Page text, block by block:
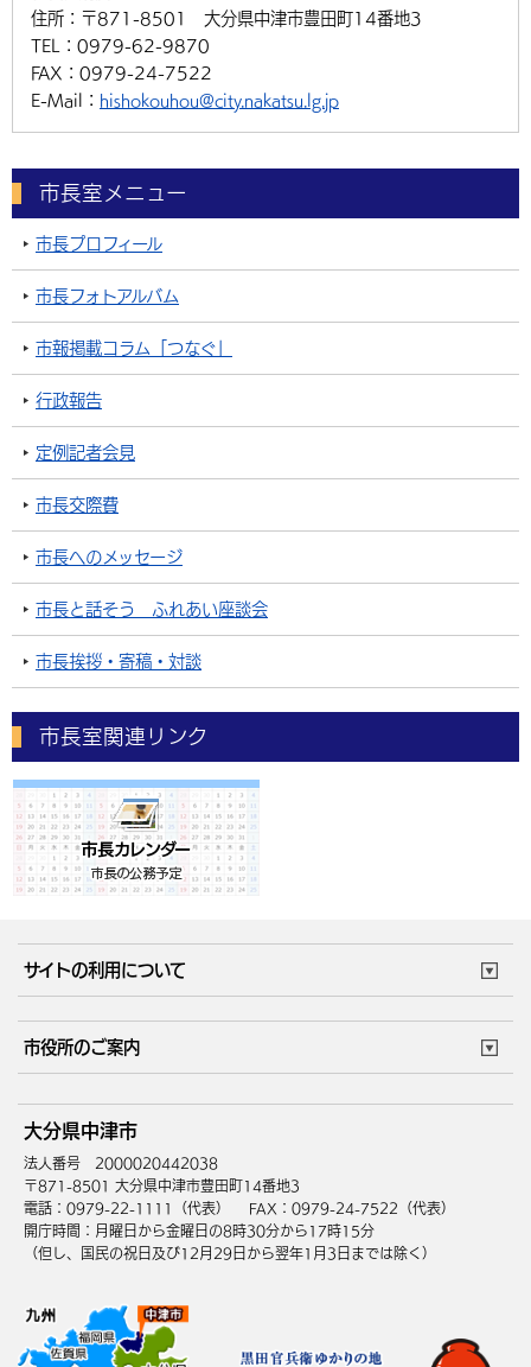
住所： 〒871-8501 大分県中津市豊田町14番地3
TEL： 0979-62-9870
FAX： 0979-24-7522
E-Mail： hishokouhou@city.nakatsu.lg.jp
市長室メニュー
市長プロフィール
市長フォトアルバム
市報掲載コラム「つなぐ」
行政報告
定例記者会見
市長交際費
市長へのメッセージ
市長と話そう ふれあい座談会
市長挨拶・寄稿・対談
市長室関連リンク
サイトの利用について
サイトマップ
市役所のご案内
庁舎地図 組織案内
中津市へのアクセス
大分県中津市
法人番号 2000020442038
〒871-8501 大分県中津市豊田町14番地3
電話：0979-22-1111（代表）
FAX：0979-24-7522（代表）
開庁時間：月曜日から金曜日の8時30分から17時15分
（但し、国民の祝日及び12月29日から翌年1月3日までは除く）